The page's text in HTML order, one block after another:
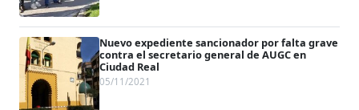
Nuevo expediente sancionador por falta grave
contra el secretario general de AUGC en
Ciudad Real
05/11/2021